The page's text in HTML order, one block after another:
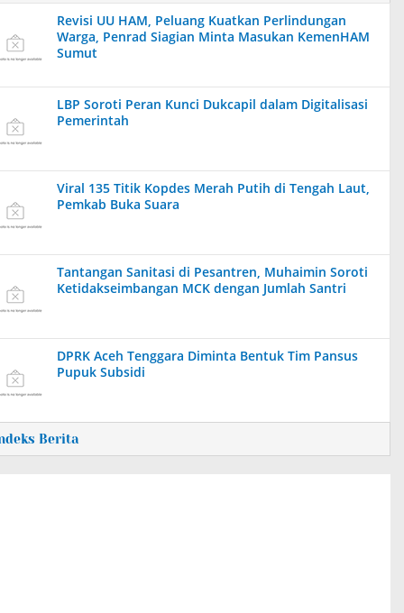
Revisi UU HAM, Peluang Kuatkan Perlindungan
Warga, Penrad Siagian Minta Masukan KemenHAM
Sumut
LBP Soroti Peran Kunci Dukcapil dalam Digitalisasi
Pemerintah
Viral 135 Titik Kopdes Merah Putih di Tengah Laut,
Pemkab Buka Suara
Tantangan Sanitasi di Pesantren, Muhaimin Soroti
Ketidakseimbangan MCK dengan Jumlah Santri
DPRK Aceh Tenggara Diminta Bentuk Tim Pansus
Pupuk Subsidi
Berita